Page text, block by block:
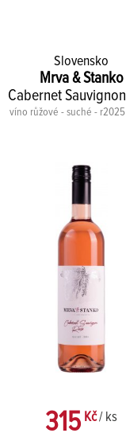
Slovensko
Mrva & Stanko
Cabernet
víno růžové - suché - r2025
315 Kč/ ks